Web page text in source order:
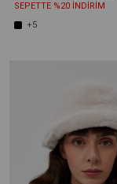
SEPETTE %20 İNDİRİM
+5